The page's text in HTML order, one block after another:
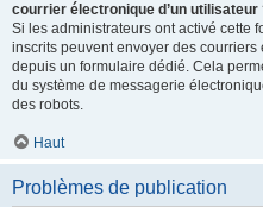
courrier électronique d’un utilisateur
Si les administrateurs ont activé cette
inscrits peuvent envoyer des
depuis un formulaire dédié. Cela
du système de messagerie
des robots.
Haut
Problèmes de publication